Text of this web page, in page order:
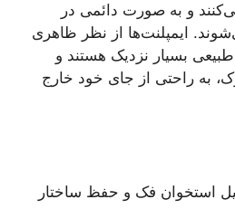
و به صورت دائمی در
ایمپلنت‌ها از نظر ظاهری
بسیار نزدیک هستند و
به راحتی از جای خود خارج
استخوان فک و حفظ ساختار